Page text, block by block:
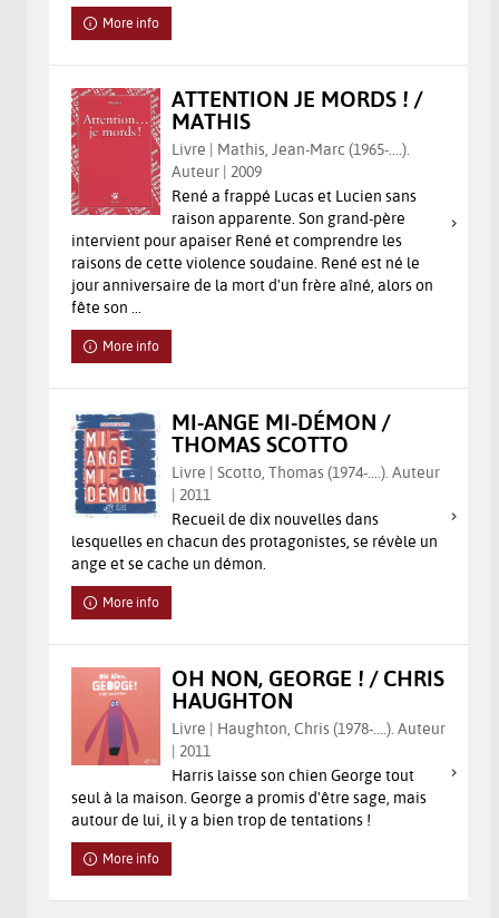
More info
ATTENTION JE MORDS ! /
MATHIS
Livre | Mathis, Jean-Marc (1965-....).
Auteur | 2009
René a frappé Lucas et Lucien sans
raison apparente. Son grand-père
intervient pour apaiser René et comprendre les
raisons de cette violence soudaine. René est né le
jour anniversaire de la mort d'un frère aîné, alors on
fête son ...
More info
MI-ANGE MI-DÉMON /
THOMAS SCOTTO
Livre | Scotto, Thomas (1974-....). Auteur
| 2011
Recueil de dix nouvelles dans
lesquelles en chacun des protagonistes, se révèle un
ange et se cache un démon.
More info
OH NON, GEORGE ! / CHRIS
HAUGHTON
Livre | Haughton, Chris (1978-....). Auteur
| 2011
Harris laisse son chien George tout
seul à la maison. George a promis d'être sage, mais
autour de lui, il y a bien trop de tentations !
More info